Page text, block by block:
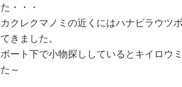
た・・・
カクレクマノミの近くにはハナビラウツ
てきました。
ボート下で小物探ししているとキイロウ
た～